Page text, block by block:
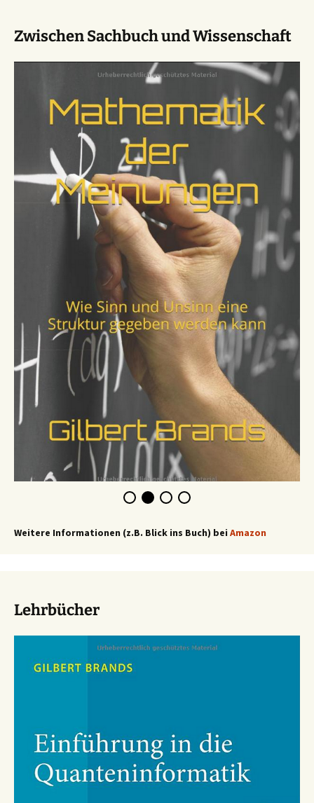
Zwischen Sachbuch und Wissenschaft
Weitere Informationen (z.B. Blick ins Buch) bei Amazon
Lehrbücher